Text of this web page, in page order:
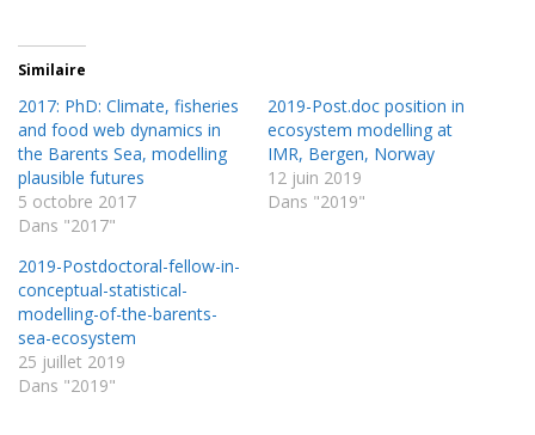
Similaire
2017: PhD: Climate, fisheries
and food web dynamics in
the Barents Sea, modelling
plausible futures
5 octobre 2017
Dans "2017"
2019-Post.doc position in
ecosystem modelling at
IMR, Bergen, Norway
12 juin 2019
Dans "2019"
2019-Postdoctoral-fellow-in-
conceptual-statistical-
modelling-of-the-barents-
sea-ecosystem
25 juillet 2019
Dans "2019"